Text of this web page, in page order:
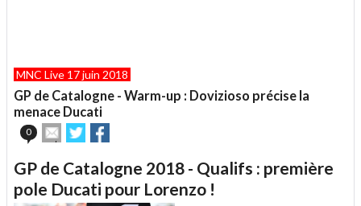
MNC Live 17 juin 2018
GP de Catalogne - Warm-up : Dovizioso précise la
menace Ducati
0
Envoyer
cet
à
un
ami
Partager
sur sur
GP de Catalogne 2018 - Qualifs : première
pole Ducati pour Lorenzo !